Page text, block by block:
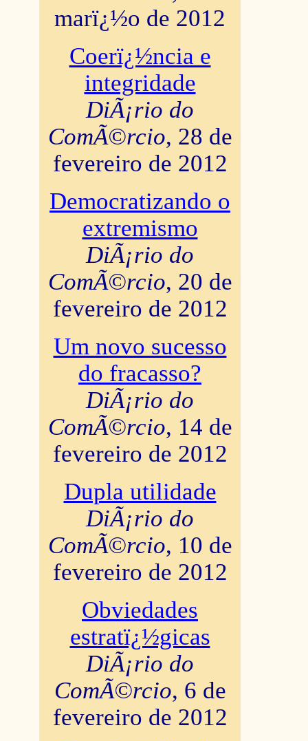
marï¿½o de 2012
Coerï¿½ncia e
integridade
DiÃ¡rio do
ComÃ©rcio, 28 de
fevereiro de 2012
Democratizando o
extremismo
DiÃ¡rio do
ComÃ©rcio, 20 de
fevereiro de 2012
Um novo sucesso
do fracasso?
DiÃ¡rio do
ComÃ©rcio, 14 de
fevereiro de 2012
Dupla utilidade
DiÃ¡rio do
ComÃ©rcio, 10 de
fevereiro de 2012
Obviedades
estratï¿½gicas
DiÃ¡rio do
ComÃ©rcio, 6 de
fevereiro de 2012